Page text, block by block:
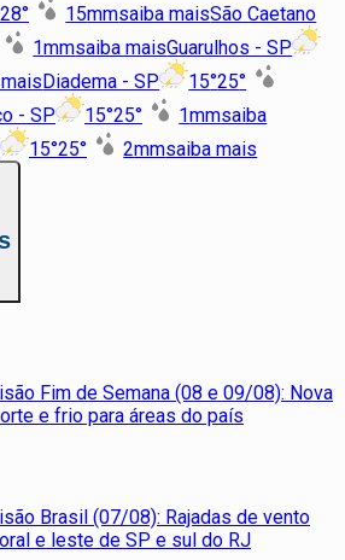
28° 15mmsaiba maisSão Caetano
1mmsaiba maisGuarulhos - SP
Diadema - SP 15°25°
- SP 15°25° 1mmsaiba
15°25° 2mmsaiba mais
Fim de Semana (08 e 09/08): Nova
e frio para áreas do país
Brasil (07/08): Rajadas de vento
e leste de SP e sul do RJ